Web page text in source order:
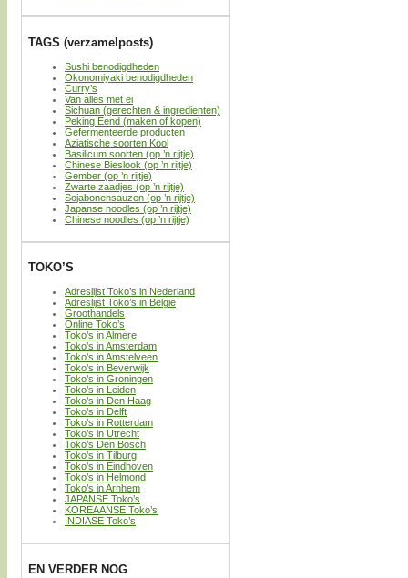
TAGS (verzamelposts)
Sushi benodigdheden
Okonomiyaki benodigdheden
Curry’s
Van alles met ei
Sichuan (gerechten & ingredienten)
Peking Eend (maken of kopen)
Gefermenteerde producten
Aziatische soorten Kool
Basilicum soorten (op ’n rijtje)
Chinese Bieslook (op ’n rijtje)
Gember (op ’n rijtje)
Zwarte zaadjes (op ’n rijtje)
Sojabonensauzen (op ’n rijtje)
Japanse noodles (op ’n rijtje)
Chinese noodles (op ’n rijtje)
TOKO’S
Adreslijst Toko’s in Nederland
Adreslijst Toko’s in België
Groothandels
Online Toko’s
Toko’s in Almere
Toko’s in Amsterdam
Toko’s in Amstelveen
Toko’s in Beverwijk
Toko’s in Groningen
Toko’s in Leiden
Toko’s in Den Haag
Toko’s in Delft
Toko’s in Rotterdam
Toko’s in Utrecht
Toko’s Den Bosch
Toko’s in Tilburg
Toko’s in Eindhoven
Toko’s in Helmond
Toko’s in Arnhem
JAPANSE Toko’s
KOREAANSE Toko’s
INDIASE Toko’s
EN VERDER NOG